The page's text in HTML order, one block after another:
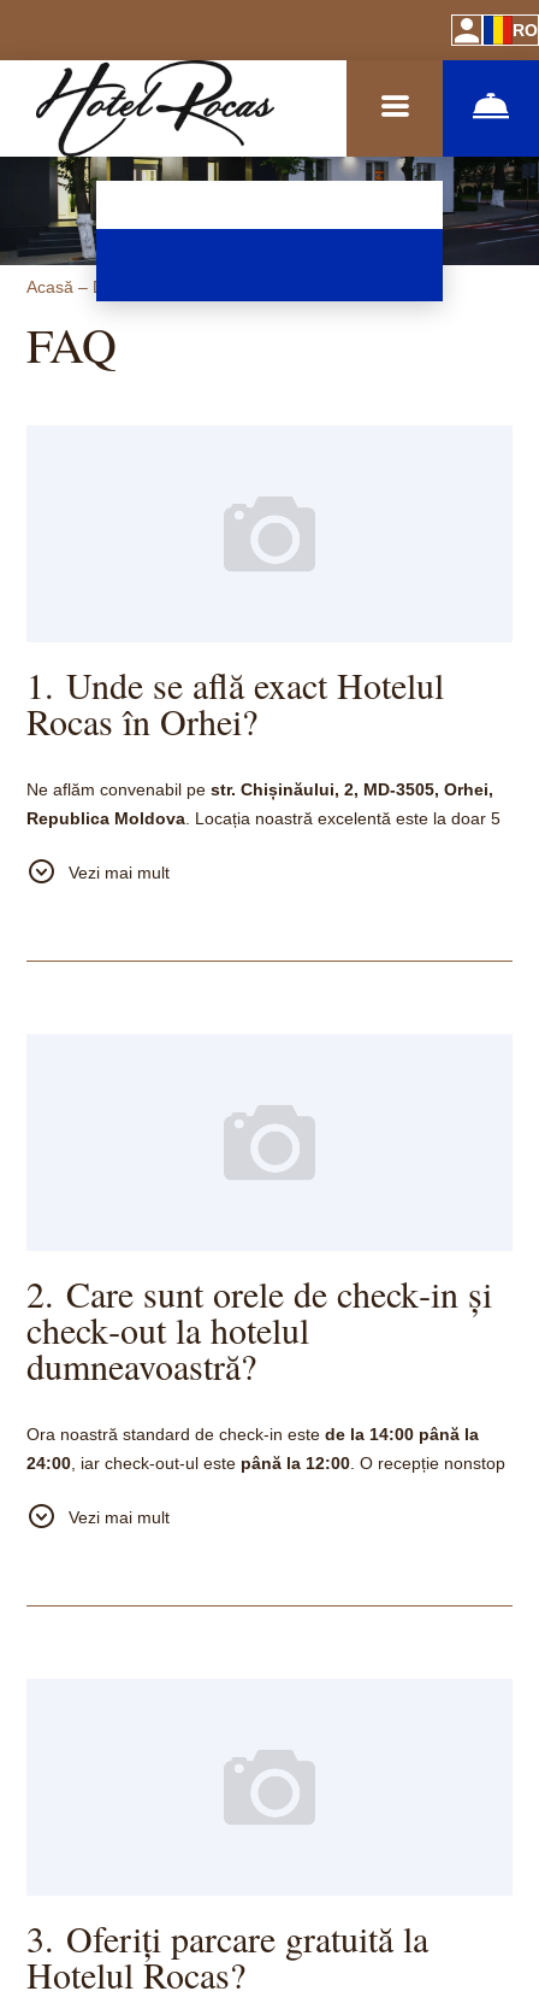
RO
Acasă– Despre hotel
FAQ
1. Unde se află exact Hotelul
Rocas în Orhei?
Ne aflăm convenabil pestr. Chișinăului, 2, MD‑3505, Orhei,
Republica Moldova . Locația noastră excelentă este la doar 5
acces ușor la magazine, restaurante și atracții locale, în timp ce
Vezi mai mult
2. Care sunt orele de check‑in și
check‑out la hotelul
dumneavoastră?
Ora noastră standard de check‑in estede la 14:00 până la
24:00 , iar check‑out‑ul este până la 12:00 . O recepție nonstop
se schimbă neașteptat, suntem aici pentru a vă ajuta la orice
Vezi mai mult
3. Oferiți parcare gratuită la
Hotelul Rocas?